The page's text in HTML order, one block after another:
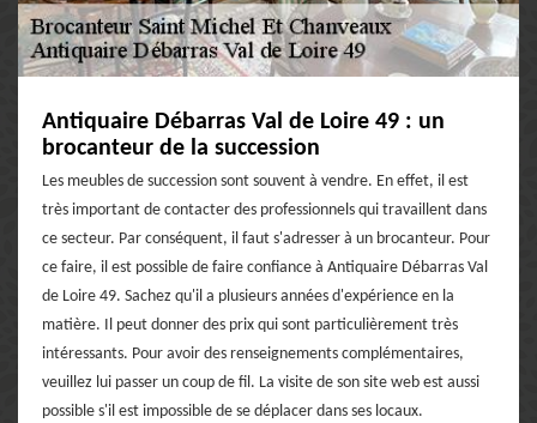
Antiquaire Débarras Val de Loire 49 : un
brocanteur de la succession
Les meubles de succession sont souvent à vendre. En effet, il est
très important de contacter des professionnels qui travaillent dans
ce secteur. Par conséquent, il faut s'adresser à un brocanteur. Pour
ce faire, il est possible de faire confiance à Antiquaire Débarras Val
de Loire 49. Sachez qu'il a plusieurs années d'expérience en la
matière. Il peut donner des prix qui sont particulièrement très
intéressants. Pour avoir des renseignements complémentaires,
veuillez lui passer un coup de fil. La visite de son site web est aussi
possible s'il est impossible de se déplacer dans ses locaux.